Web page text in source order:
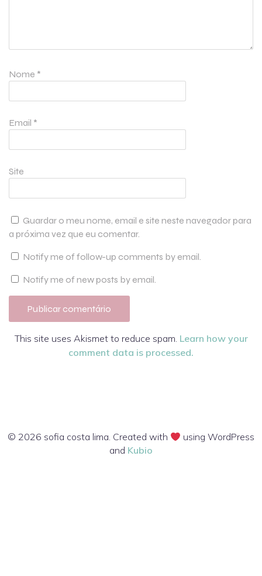
Nome *
Email *
Site
Guardar o meu nome, email e site neste navegador para
a próxima vez que eu comentar.
Notify me of follow-up comments by email.
Notify me of new posts by email.
This site uses Akismet to reduce spam. Learn how your
comment data is processed.
© 2026 sofia costa lima. Created with
using WordPress
and Kubio